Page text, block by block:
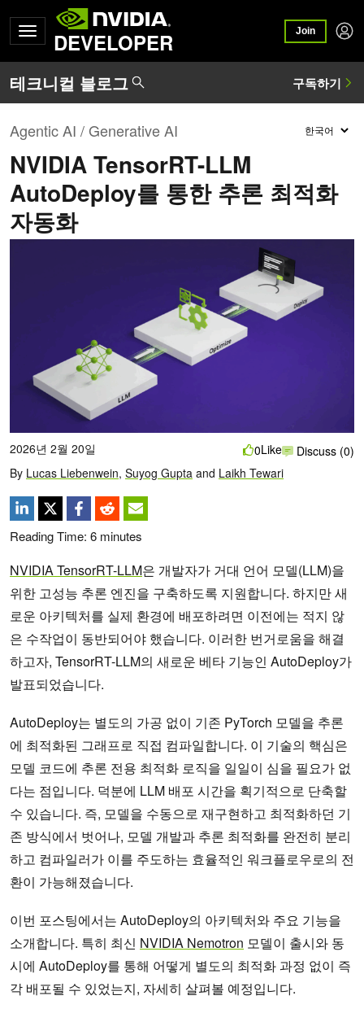
DEVELOPER Join
Agentic AI / Generative AI
NVIDIA TensorRT-LLM
AutoDeploy를 통한 추론 최적화
자동화
2026년 2월 20일
By Lucas Liebenwein, Suyog Gupta and Laikh Tewari
0Like Discuss (0)
Reading Time: 6 minutes
NVIDIA TensorRT-LLM은 개발자가 거대 언어 모델(LLM)을
위한 고성능 추론 엔진을 구축하도록 지원합니다. 하지만 새
로운 아키텍처를 실제 환경에 배포하려면 이전에는 적지 않
은 수작업이 동반되어야 했습니다. 이러한 번거로움을 해결
하고자, TensorRT-LLM의 새로운 베타 기능인 AutoDeploy가
발표되었습니다.
AutoDeploy는 별도의 가공 없이 기존 PyTorch 모델을 추론
에 최적화된 그래프로 직접 컴파일합니다. 이 기술의 핵심은
모델 코드에 추론 전용 최적화 로직을 일일이 심을 필요가 없
다는 점입니다. 덕분에 LLM 배포 시간을 획기적으로 단축할
수 있습니다. 즉, 모델을 수동으로 재구현하고 최적화하던 기
존 방식에서 벗어나, 모델 개발과 추론 최적화를 완전히 분리
하고 컴파일러가 이를 주도하는 효율적인 워크플로우로의 전
환이 가능해졌습니다.
이번 포스팅에서는 AutoDeploy의 아키텍처와 주요 기능을
소개합니다. 특히 최신 NVIDIA Nemotron 모델이 출시와 동
시에 AutoDeploy를 통해 어떻게 별도의 최적화 과정 없이 즉
각 배포될 수 있었는지, 자세히 살펴볼 예정입니다.